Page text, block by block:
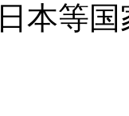
本等国